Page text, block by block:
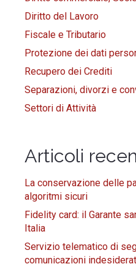
Diritto del Lavoro
Fiscale e Tributario
Protezione dei dati
Recupero dei Crediti
Separazioni, divorzi e
Settori di Attività
Articoli
La conservazione delle
algoritmi sicuri
Fidelity card: il Garante
Italia
Servizio telematico di
comunicazioni